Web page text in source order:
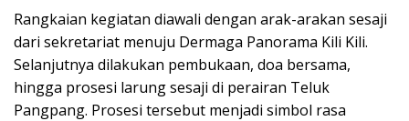
Rangkaian kegiatan diawali dengan arak-arakan sesaji
dari sekretariat menuju Dermaga Panorama Kili Kili.
Selanjutnya dilakukan pembukaan, doa bersama,
hingga prosesi larung sesaji di perairan Teluk
Pangpang. Prosesi tersebut menjadi simbol rasa